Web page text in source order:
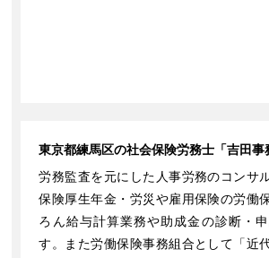
東京都練馬区の社会保険労務士「吉田事
労務監査を元にした人事労務のコンサ
保険厚生年金・労災や雇用保険の労働
ろん給与計算業務や助成金の診断・
す。また労働保険事務組合として「近